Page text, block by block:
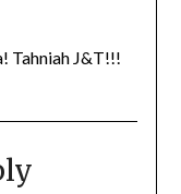
Tahniah J&T!!!